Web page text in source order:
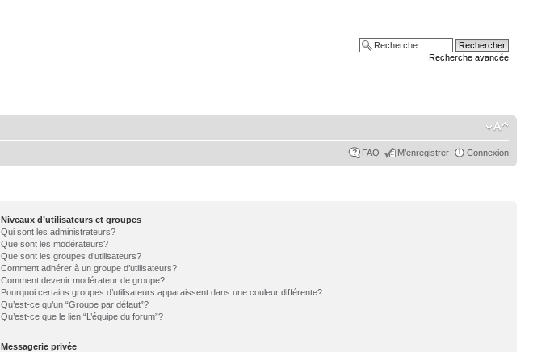
Recherche avancée
FAQ M’enregistrer Connexion
Niveaux d’utilisateurs et groupes
Qui sont les administrateurs?
Que sont les modérateurs?
Que sont les groupes d’utilisateurs?
Comment adhérer à un groupe d’utilisateurs?
Comment devenir modérateur de groupe?
Pourquoi certains groupes d’utilisateurs apparaissent dans une couleur différente?
Qu’est-ce qu’un “Groupe par défaut”?
Qu’est-ce que le lien “L’équipe du forum”?
Messagerie privée